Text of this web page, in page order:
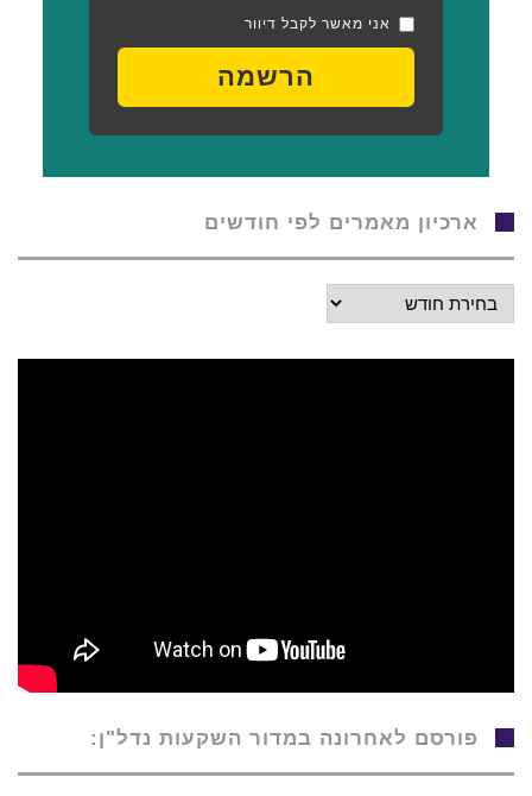
אני מאשר לקבל דיוור
הרשמה
ארכיון מאמרים לפי חודשים
ארכיון
מאמרים
פורסם לאחרונה במדור השקעות נדל"ן: